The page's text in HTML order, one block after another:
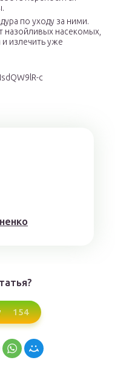
по уходу за ними.
насекомых,
излечить уже
c
154